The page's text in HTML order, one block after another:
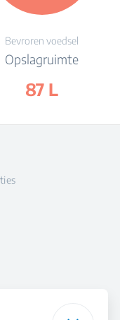
Bevroren voedsel
Opslagruimte
87 L